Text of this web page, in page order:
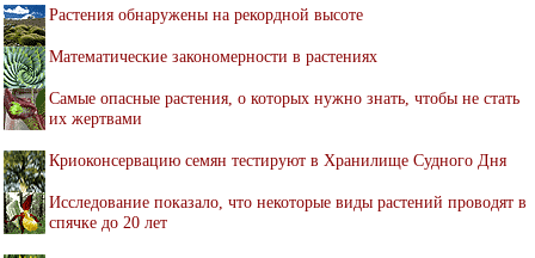
Растения обнаружены на рекордной высоте
Математические закономерности в растениях
Самые опасные растения, о которых нужно знать, чтобы не стать
их жертвами
Криоконсервацию семян тестируют в Хранилище Судного Дня
Исследование показало, что некоторые виды растений проводят в
спячке до 20 лет